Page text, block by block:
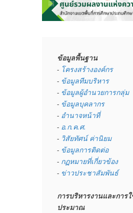
ข้อมูลพื้นฐาน
- โครงสร้างองค์กร
- ข้อมูลทีมบริหาร
- ข้อมูลผู้อำนวยการกลุ่ม
- ข้อมูลบุคลากร
- อำนาจหน้าที่
- อ.ก.ค.ศ.
- วิสัยทัศน์ ค่านิยม
- ข้อมูลการติดต่อ
- กฏหมายที่เกี่ยวข้อง
- ข่าวประชาสัมพันธ์
การบริหารงานและการ
ประมาณ